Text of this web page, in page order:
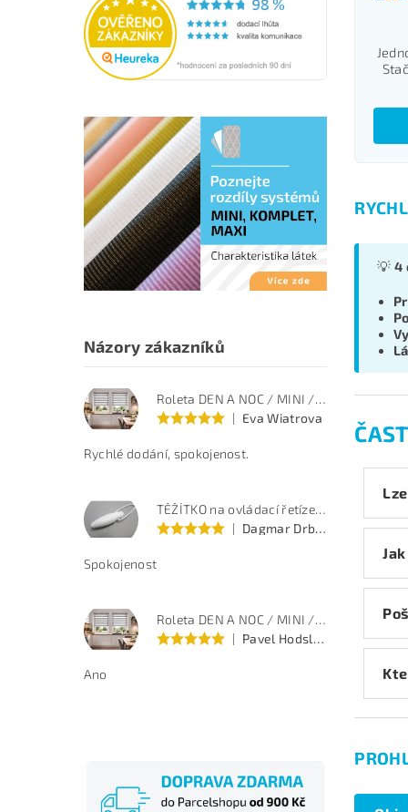
Názory zákazníků
Roleta DEN A NOC / MINI / PREMIUM / šedý melír / BH 170
| Eva Wiatrova
Rychlé dodání, spokojenost.
TĚŽÍTKO na ovládací řetízek - bílé
|
Dagmar Drbohlavová
Spokojenost
Roleta DEN A NOC / MINI / PREMIUM / šedý melír / BH 170
|
Pavel Hodslavský
Ano
💡4